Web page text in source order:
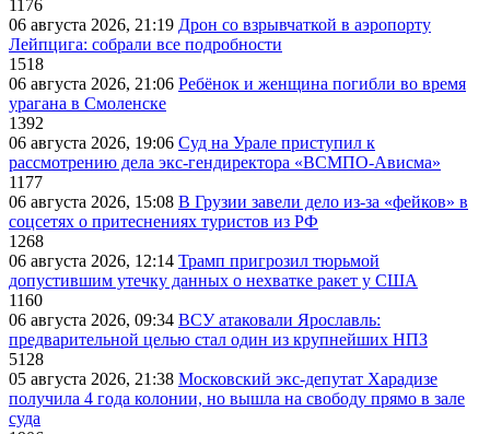
1176
06 августа 2026, 21:19 Дрон со взрывчаткой в аэропорту
Лейпцига: собрали все подробности
1518
06 августа 2026, 21:06 Ребёнок и женщина погибли во время
урагана в Смоленске
1392
06 августа 2026, 19:06 Суд на Урале приступил к
рассмотрению дела экс-гендиректора «ВСМПО-Ависма»
1177
06 августа 2026, 15:08 В Грузии завели дело из-за «фейков» в
соцсетях о притеснениях туристов из РФ
1268
06 августа 2026, 12:14 Трамп пригрозил тюрьмой
допустившим утечку данных о нехватке ракет у США
1160
06 августа 2026, 09:34 ВСУ атаковали Ярославль:
предварительной целью стал один из крупнейших НПЗ
5128
05 августа 2026, 21:38 Московский экс-депутат Харадизе
получила 4 года колонии, но вышла на свободу прямо в зале
суда